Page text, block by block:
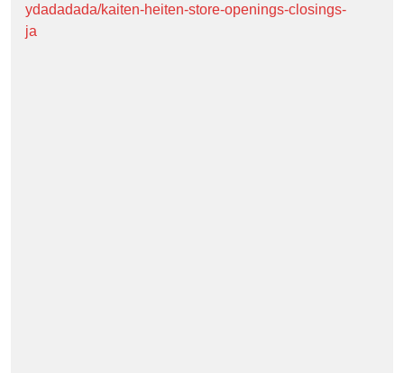
ydadadada/kaiten-heiten-store-openings-closings-
ja